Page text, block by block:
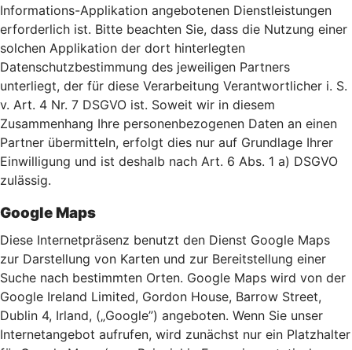
Informations-Applikation angebotenen Dienstleistungen
erforderlich ist. Bitte beachten Sie, dass die Nutzung einer
solchen Applikation der dort hinterlegten
Datenschutzbestimmung des jeweiligen Partners
unterliegt, der für diese Verarbeitung Verantwortlicher i. S.
v. Art. 4 Nr. 7 DSGVO ist. Soweit wir in diesem
Zusammenhang Ihre personenbezogenen Daten an einen
Partner übermitteln, erfolgt dies nur auf Grundlage Ihrer
Einwilligung und ist deshalb nach Art. 6 Abs. 1 a) DSGVO
zulässig.
Google Maps
Diese Internetpräsenz benutzt den Dienst Google Maps
zur Darstellung von Karten und zur Bereitstellung einer
Suche nach bestimmten Orten. Google Maps wird von der
Google Ireland Limited, Gordon House, Barrow Street,
Dublin 4, Irland, („Google”) angeboten. Wenn Sie unser
Internetangebot aufrufen, wird zunächst nur ein Platzhalter